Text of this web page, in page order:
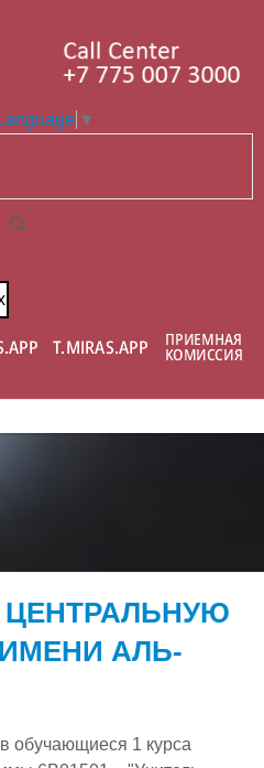
▼
Аккредитация
работы
ЦЕНТРАЛЬНУЮ
АЛЬ-
обучающиеся 1 курса